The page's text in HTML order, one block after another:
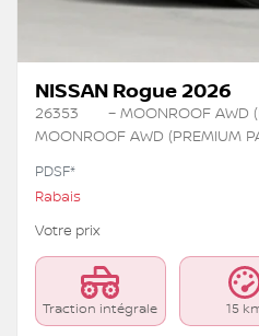
NISSAN Rogue 2026
26353
– MOONROOF AWD
MOONROOF AWD (PREMIUM
PDSF*
Rabais
Votre prix
Traction intégrale 15